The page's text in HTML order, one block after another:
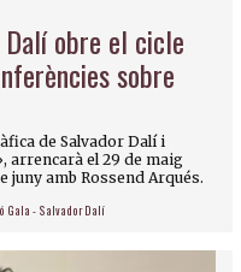
Dalí obre el cicle
sobre
de Salvador Dalí i
arrencarà el 29 de maig
juny amb Rossend Arqués.
Gala - Salvador Dalí